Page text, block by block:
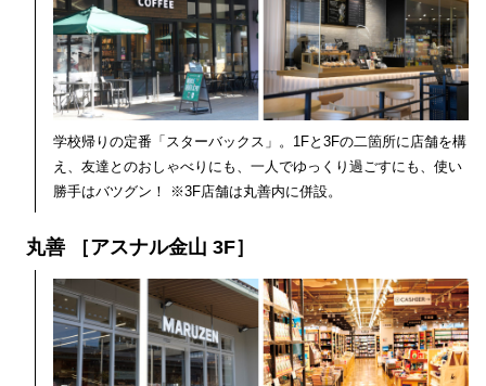
学校帰りの定番「スターバックス」。1Fと3Fの二箇所に店舗を構
え、友達とのおしゃべりにも、一人でゆっくり過ごすにも、使い
勝手はバツグン！ ※3F店舗は丸善内に併設。
丸善 ［アスナル金山 3F］